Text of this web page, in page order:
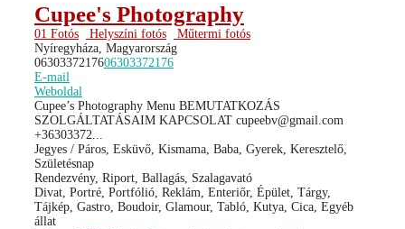
Cupee's Photography
01 Fotós Helyszíni fotós
Műtermi fotós
Nyíregyháza, Magyarország
0630337217606303372176
E-mail
Weboldal
Cupee’s Photography Menu BEMUTATKOZÁS
SZOLGÁLTATÁSAIM KAPCSOLAT cupeebv@gmail.com
+36303372...
Jegyes / Páros, Esküvő, Kismama, Baba, Gyerek, Keresztelő,
Születésnap
Rendezvény, Riport, Ballagás, Szalagavató
Divat, Portré, Portfólió, Reklám, Enteriőr, Épület, Tárgy,
Tájkép, Gastro, Boudoir, Glamour, Tabló, Kutya, Cica, Egyéb
állat